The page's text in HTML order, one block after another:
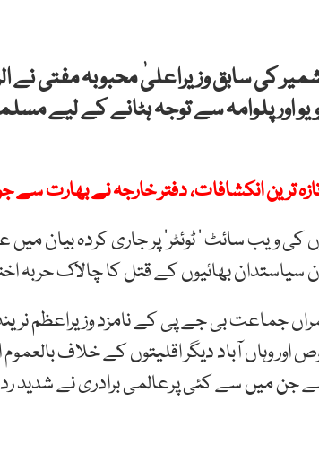
کی سابق وزیراعلیٰ محبوبہ مفتی نے
اور پلوامہ سے توجہ ہٹانے کے لیے
ترین انکشافات، دفتر خارجہ نے بھارت سے
کی ویب سائٹ ’ ٹوئٹر‘ پر جاری کردہ بیان
بھائیوں کے قتل کا چالاک حربہ
جماعت بی جے پی کے نامزد وزیراعظم
وہاں آباد دیگر اقلیتوں کے خلاف
جن میں سے کئی پرعالمی برادری نے شدید